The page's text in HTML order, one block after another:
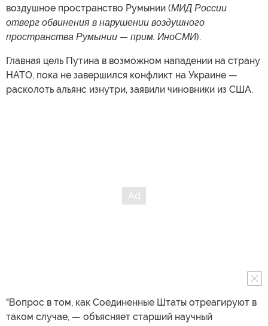
воздушное пространство Румынии (МИД России
отверг обвинения в нарушении воздушного
пространства Румынии — прим. ИноСМИ).
Главная цель Путина в возможном нападении на страну
НАТО, пока не завершился конфликт на Украине —
расколоть альянс изнутри, заявили чиновники из США.
"Вопрос в том, как Соединенные Штаты отреагируют в
таком случае, — объясняет старший научный